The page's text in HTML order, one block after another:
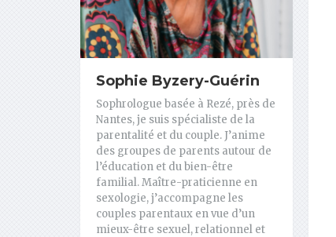
Sophie Byzery-Guérin
Sophrologue basée à Rezé, près de
Nantes, je suis spécialiste de la
parentalité et du couple. J’anime
des groupes de parents autour de
l’éducation et du bien-être
familial. Maître-praticienne en
sexologie, j’accompagne les
couples parentaux en vue d’un
mieux-être sexuel, relationnel et